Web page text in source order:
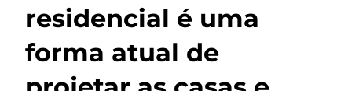
residencial é uma
forma atual de